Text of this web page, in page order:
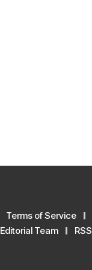
Terms of Service
Editorial Team RSS